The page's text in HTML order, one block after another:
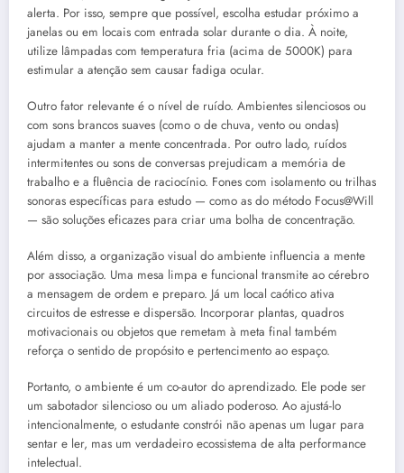
alerta. Por isso, sempre que possível, escolha estudar próximo a
janelas ou em locais com entrada solar durante o dia. À noite,
utilize lâmpadas com temperatura fria (acima de 5000K) para
estimular a atenção sem causar fadiga ocular.
Outro fator relevante é o nível de ruído. Ambientes silenciosos ou
com sons brancos suaves (como o de chuva, vento ou ondas)
ajudam a manter a mente concentrada. Por outro lado, ruídos
intermitentes ou sons de conversas prejudicam a memória de
trabalho e a fluência de raciocínio. Fones com isolamento ou trilhas
sonoras específicas para estudo — como as do método Focus@Will
— são soluções eficazes para criar uma bolha de concentração.
Além disso, a organização visual do ambiente influencia a mente
por associação. Uma mesa limpa e funcional transmite ao cérebro
a mensagem de ordem e preparo. Já um local caótico ativa
circuitos de estresse e dispersão. Incorporar plantas, quadros
motivacionais ou objetos que remetam à meta final também
reforça o sentido de propósito e pertencimento ao espaço.
Portanto, o ambiente é um co-autor do aprendizado. Ele pode ser
um sabotador silencioso ou um aliado poderoso. Ao ajustá-lo
intencionalmente, o estudante constrói não apenas um lugar para
sentar e ler, mas um verdadeiro ecossistema de alta performance
intelectual.